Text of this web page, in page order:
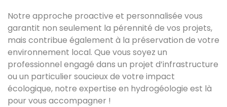
Notre approche proactive et personnalisée vous
garantit non seulement la pérennité de vos projets,
mais contribue également à la préservation de votre
environnement local. Que vous soyez un
professionnel engagé dans un projet d’infrastructure
ou un particulier soucieux de votre impact
écologique, notre expertise en hydrogéologie est là
pour vous accompagner !